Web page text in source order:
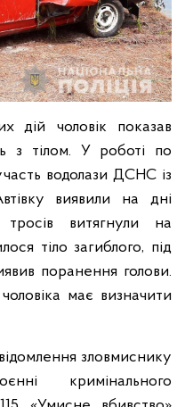
дій чоловік показав
з тілом. У роботі по
водолази ДСНС із
виявили на дні
витягнули на
тіло загиблого, під
поранення голови.
має визначити
зловмиснику
кримінального